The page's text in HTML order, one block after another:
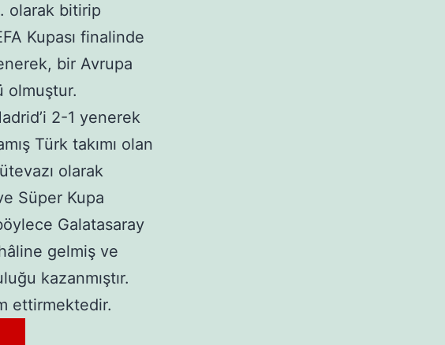
olarak bitirip
Kupası finalinde
bir Avrupa
olmuştur.
2-1 yenerek
Türk takımı olan
olarak
Süper Kupa
Galatasaray
gelmiş ve
kazanmıştır.
ettirmektedir.